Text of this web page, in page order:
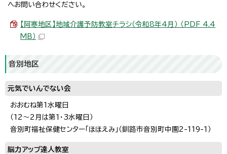
へお問い合わせください。
【阿寒地区】地域介護予防教室チラシ（令和8年4月） （PDF 4.4
MB）
音別地区
元気でいんでない会
おおむね第1水曜日
（12～2月は第1・3水曜日）
音別町福祉保健センター「ほほえみ」（釧路市音別町中園2-119-1）
脳力アップ達人教室